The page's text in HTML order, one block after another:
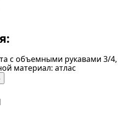
с объемными рукавами 3/4,
материал: атлас